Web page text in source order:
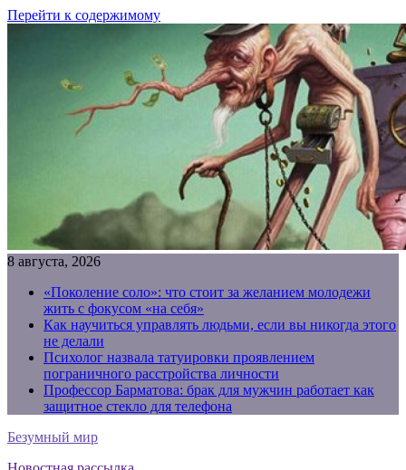
Перейти к содержимому
8 августа, 2026
«Поколение соло»: что стоит за желанием молодежи
жить с фокусом «на себя»
Как научиться управлять людьми, если вы никогда этого
не делали
Психолог назвала татуировки проявлением
пограничного расстройства личности
Профессор Барматова: брак для мужчин работает как
защитное стекло для телефона
Безумный мир